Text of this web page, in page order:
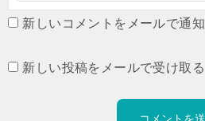
新しいコメントをメールで通知
新しい投稿をメールで受け取る